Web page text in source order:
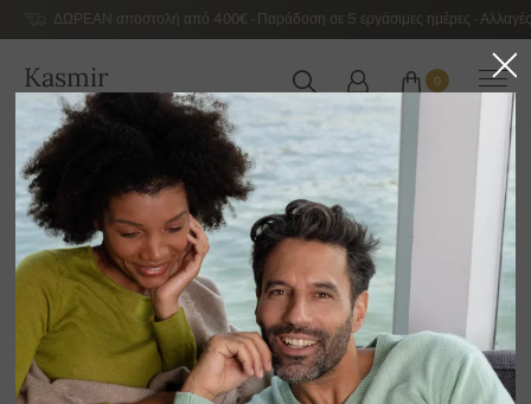
ΔΩΡΕΑΝ αποστολή από 400€ - Παράδοση σε 5 εργάσιμες ημέρες -
Kasmir
ΕΛΛΆΔΑ
0
Αρχική
Αντρικά κασμιρένια πουλόβερ πολυτελείας
Ανδρικά κασμιρένια πουλόβερ με φερμουάρ